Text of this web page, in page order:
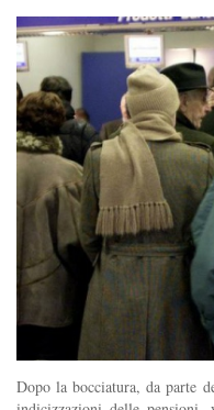
Dopo la bocciatura, da parte